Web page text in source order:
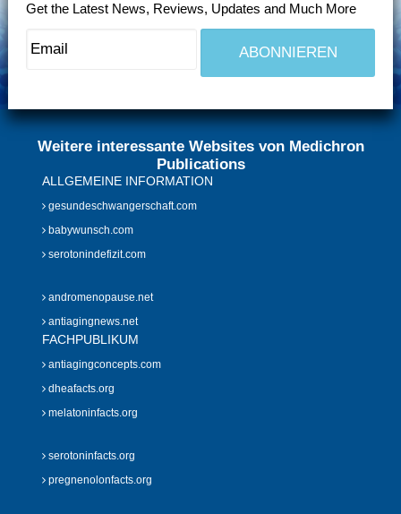
Get the Latest News, Reviews, Updates and Much More
Weitere interessante Websites von Medichron
Publications
ALLGEMEINE INFORMATION
gesundeschwangerschaft.com
babywunsch.com
serotonindefizit.com
andromenopause.net
antiagingnews.net
FACHPUBLIKUM
antiagingconcepts.com
dheafacts.org
melatoninfacts.org
serotoninfacts.org
pregnenolonfacts.org